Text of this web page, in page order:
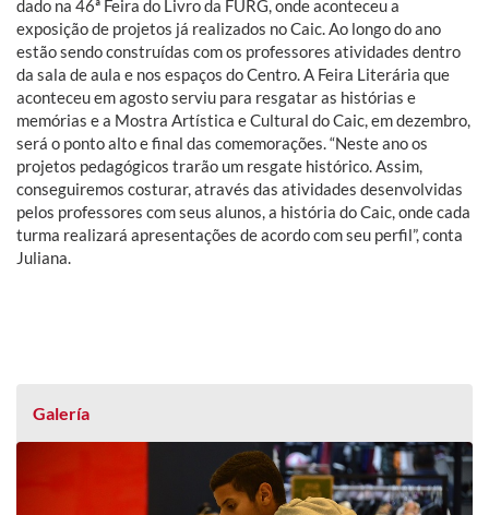
dado na 46ª Feira do Livro da FURG, onde aconteceu a
exposição de projetos já realizados no Caic. Ao longo do ano
estão sendo construídas com os professores atividades dentro
da sala de aula e nos espaços do Centro. A Feira Literária que
aconteceu em agosto serviu para resgatar as histórias e
memórias e a Mostra Artística e Cultural do Caic, em dezembro,
será o ponto alto e final das comemorações. “Neste ano os
projetos pedagógicos trarão um resgate histórico. Assim,
conseguiremos costurar, através das atividades desenvolvidas
pelos professores com seus alunos, a história do Caic, onde cada
turma realizará apresentações de acordo com seu perfil”, conta
Juliana.
Galería